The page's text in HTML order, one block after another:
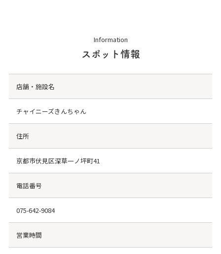
Information
スポット情報
店舗・施設名
チャイニーズきんちゃん
住所
京都市伏見区深草一ノ坪町41
電話番号
075-642-9084
営業時間